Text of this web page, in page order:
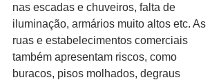
nas escadas e chuveiros, falta de
iluminação, armários muito altos etc. As
ruas e estabelecimentos comerciais
também apresentam riscos, como
buracos, pisos molhados, degraus